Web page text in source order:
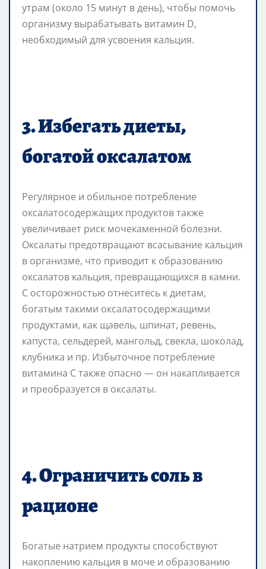
утрам (около 15 минут в день), чтобы помочь
организму вырабатывать витамин D,
необходимый для усвоения кальция.
3. Избегать диеты,
богатой оксалатом
Регулярное и обильное потребление
оксалатосодержащих продуктов также
увеличивает риск мочекаменной болезни.
Оксалаты предотвращают всасывание кальция
в организме, что приводит к образованию
оксалатов кальция, превращающихся в камни.
С осторожностью отнеситесь к диетам,
богатым такими оксалатосодержащими
продуктами, как щавель, шпинат, ревень,
капуста, сельдерей, мангольд, свекла, шоколад,
клубника и пр. Избыточное потребление
витамина С также опасно — он накапливается
и преобразуется в оксалаты.
4. Ограничить соль в
рационе
Богатые натрием продукты способствуют
накоплению кальция в моче и образованию